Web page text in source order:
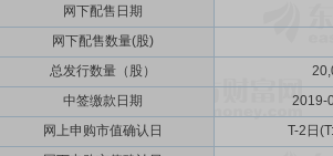
网下配售日期
网下配售数量(股)
总发行数量（股）
中签缴款日期
2019-
网上申购市值确认日
T-2日